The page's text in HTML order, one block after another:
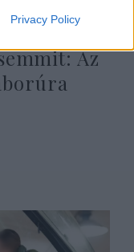
Privacy Policy
Az